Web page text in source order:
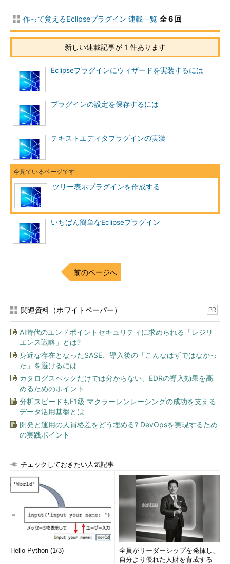
作って覚えるEclipseプラグイン 連載一覧 全 6 回
新しい連載記事が 1 件あります
Eclipseプラグインにウィザードを実装するには
プラグインの設定を保存するには
テキストエディタプラグインの実装
ツリー表示プラグインを作成する
いちばん簡単なEclipseプラグイン
前のページへ
関連資料（ホワイトペーパー） PR
AI時代のエンドポイントセキュリティに求められる「レジリ
エンス戦略」とは?
身近な存在となったSASE、導入後の「こんなはずではなかっ
た」を避けるには
カタログスペックだけでは分からない、EDRの導入効果を高
めるためのポイント
分析スピードもF1級 マクラーレンレーシングの成功を支える
データ活用基盤とは
開発と運用の人員格差をどう埋める? DevOpsを実現するため
の実践ポイント
チェックしておきたい人気記事
Hello Python (1/3)
全員がリーダーシップを発揮し、
自分より優れた人財を育成する